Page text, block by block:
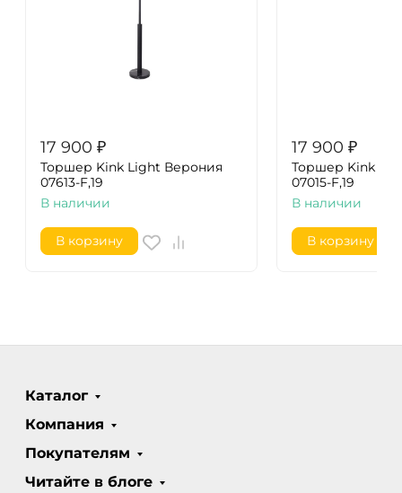
17 900 ₽
Торшер Kink Light Верония
07613-F,19
В наличии
В корзину
17 900 ₽
Торшер Kink
07015-F,19
В наличии
В корзину
Каталог
Компания
Покупателям
Читайте в блоге